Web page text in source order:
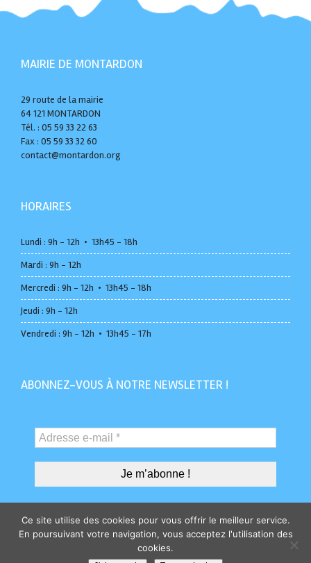
MAIRIE DE MONTARDON
29 route de la mairie
64 121 MONTARDON
Tél. : 05 59 33 22 63
Fax : 05 59 33 32 60
contact@montardon.org
HORAIRES
Lundi : 9h - 12h • 13h45 - 18h
Mardi : 9h - 12h
Mercredi : 9h - 12h • 13h45 - 18h
Jeudi : 9h - 12h
Vendredi : 9h - 12h • 13h45 - 17h
ABONNEZ-VOUS À NOTRE NEWSLETTER !
Ce site utilise des cookies pour vous offrir le meilleur service.
En poursuivant votre navigation, vous acceptez l'utilisation des
cookies.